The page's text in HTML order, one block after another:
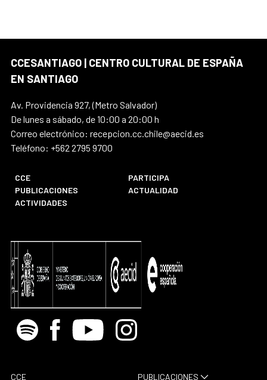
CCESANTIAGO | CENTRO CULTURAL DE ESPAÑA
EN SANTIAGO
Av. Providencia 927, (Metro Salvador)
De lunes a sábado, de 10:00 a 20:00 h
Correo electrónico: recepcion.cc.chile@aecid.es
Teléfono: +562 2795 9700
CCE
PARTICIPA
PUBLICACIONES
ACTUALIDAD
ACTIVIDADES
Spotify Facebook
Youtube Instagram
CCE PUBLICACIONES